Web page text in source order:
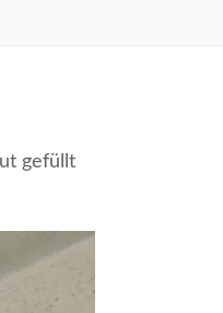
gefüllt